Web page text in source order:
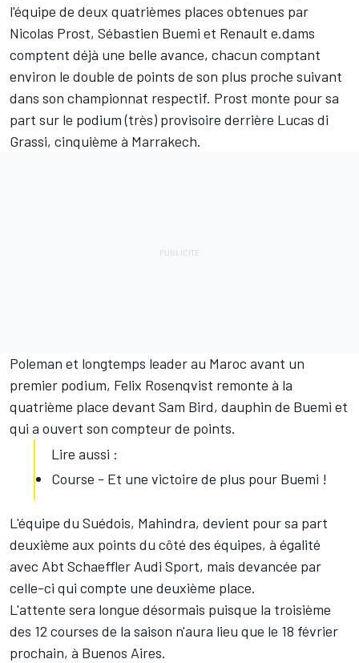
l'équipe de deux quatrièmes places obtenues par
Nicolas Prost, Sébastien Buemi et Renault e.dams
comptent déjà une belle avance, chacun comptant
environ le double de points de son plus proche suivant
dans son championnat respectif. Prost monte pour sa
part sur le podium (très) provisoire derrière Lucas di
Grassi, cinquième à Marrakech.
Poleman et longtemps leader au Maroc avant un
premier podium, Felix Rosenqvist remonte à la
quatrième place devant Sam Bird, dauphin de Buemi et
qui a ouvert son compteur de points.
Lire aussi :
Course - Et une victoire de plus pour Buemi !
L'équipe du Suédois, Mahindra, devient pour sa part
deuxième aux points du côté des équipes, à égalité
avec Abt Schaeffler Audi Sport, mais devancée par
celle-ci qui compte une deuxième place.
L'attente sera longue désormais puisque la troisième
des 12 courses de la saison n'aura lieu que le 18 février
prochain, à Buenos Aires.